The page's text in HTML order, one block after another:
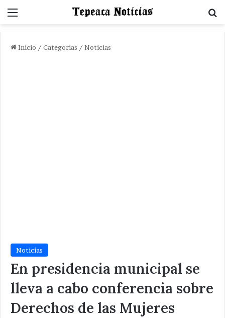
Menu
Inicio / Categorias / Noticias
Noticias
En presidencia municipal se
lleva a cabo conferencia sobre
Derechos de las Mujeres